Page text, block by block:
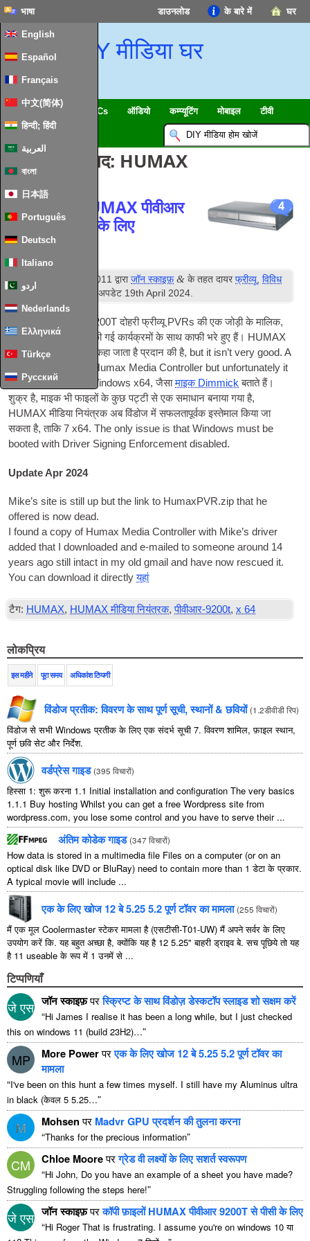
घर
के बारे में
डाउनलोड
भाषा
English
Español
Français
中文(简体)
हिन्दी; हिंदी
العربية
বাংলা
日本語
Português
Deutsch
Italiano
اردو
Nederlands
Ελληνικά
Türkçe
Русский
DIY मीडिया घर
स्मार्ट घर & IoT HTPCs ऑडियो कम्प्यूटिंग मोबाइल टीवी
टैग लिखने के बाद: HUMAX
4
कॉपी फ़ाइलों HUMAX पीवीआर
9200T से पीसी के लिए
प्रकाशित अक्टूबर 2011 द्वाराजॉन स्काइफ़ & के तहत दायरफ्रीव्यू,विविध
मीडिया सॉफ्टवेयर
. आखरी अपडेट 19th April 2024.
मैं HUMAX प्राइवेट-9200T दोहरी फ्रीव्यू PVRs की एक जोड़ी के मालिक,
जिनमें से दोनों अब दर्ज की गई कार्यक्रमों के साथ काफी भरे हुए हैं। HUMAX
एक कार्यक्रम eLinker कहा जाता है प्रदान की है, but it isn’t very good. A
good altern­at­ive is Humax Media Con­trol­ler but unfor­tu­nately it
does­n’t work with Win­dows x64, जैसामाइक Dimmick बताते हैं।
शुक्र है, माइक भी फाइलों के कुछ पट्टी से एक समाधान बनाया गया है,
HUMAX मीडिया नियंत्रक अब विंडोज में सफलतापूर्वक इस्तेमाल किया जा
सकता है, ताकि 7x64. The only issue is that Win­dows must be
booted with Driver Sign­ing Enforce­ment disabled.
Update Apr 2024
Mike’s site is still up but the link to HumaxPVR.zip that he
offered is now dead.
I found a copy of Humax Media Con­trol­ler with Mike’s driver
added that I down­loaded and e‑mailed to someone around 14
years ago still intact in my old gmail and have now res­cued it.
You can down­load it dir­ectly यहां
टैग: HUMAX, HUMAX मीडिया नियंत्रक,पीवीआर-9200t,x 64
लोकप्रिय
इस महीने पूरा समय अधिकांश टिप्पणी
विंडोज प्रतीक: विवरण के साथ पूर्ण सूची, स्थानों & छवियों (1.2डीवीडी रिप)
विंडोज से सभी Windows प्रतीक के लिए एक संदर्भ सूची 7. विवरण शामिल, फ़ाइल स्थान,
पूर्ण छवि सेट और निर्देश.
वर्डप्रेस गाइड (395 विचारों)
हिस्सा 1: शुरू करना 1.1 Initial installation and configuration The very basics
1.1.1 Buy hosting Whilst you can get a free Wordpress site from
wordpress.com, you lose some control and you have to serve their...
अंतिम कोडेक गाइड (347 विचारों)
How data is stored in a multimedia file Files on a computer(or on an
optical disk like DVD or BluRay) need to contain more than 1 डेटा के प्रकार.
A typical movie will include ...
एक के लिए खोज 12 बे 5.25 5.2 पूर्ण टॉवर का मामला (255 विचारों)
मैं एक मूल Coolermaster स्टेकर मामला है (एसटीसी-T01-UW) मैं अपने सर्वर के लिए
उपयोग करें कि. यह बहुत अच्छा है, क्योंकि यह है 12 5.25" बाहरी ड्राइव बे. सच पूछिये तो यह
है 11 useable के रूप में 1 उनमें से ...
टिप्पणियाँ
जे एस जॉन स्काइफ़परस्क्रिप्ट के साथ विंडोज़ डेस्कटॉप स्लाइड शो सक्षम करें
“Hi James I realise it has been a long while, but I just checked
this on windows 11 (build 23H2)…”
MP More Powerपरएक के लिए खोज 12 बे 5.25 5.2 पूर्ण टॉवर का
मामला
“I've been on this hunt a few times myself. I still have my Aluminus ultra
in black (केवल 5 5.25…”
M Mohsenपर Madvr GPU प्रदर्शन की तुलना करना
“Thanks for the precious information”
CM Chloe Mooreपरग्रेड वी लक्ष्यों के लिए सशर्त स्वरूपण
“Hi John, Do you have an example of a sheet you have made?
Struggling following the steps here!”
जे एस जॉन स्काइफ़परकॉपी फ़ाइलों HUMAX पीवीआर 9200T से पीसी के लिए
“Hi Roger That is frustrating. I assume you're on windows 10 या